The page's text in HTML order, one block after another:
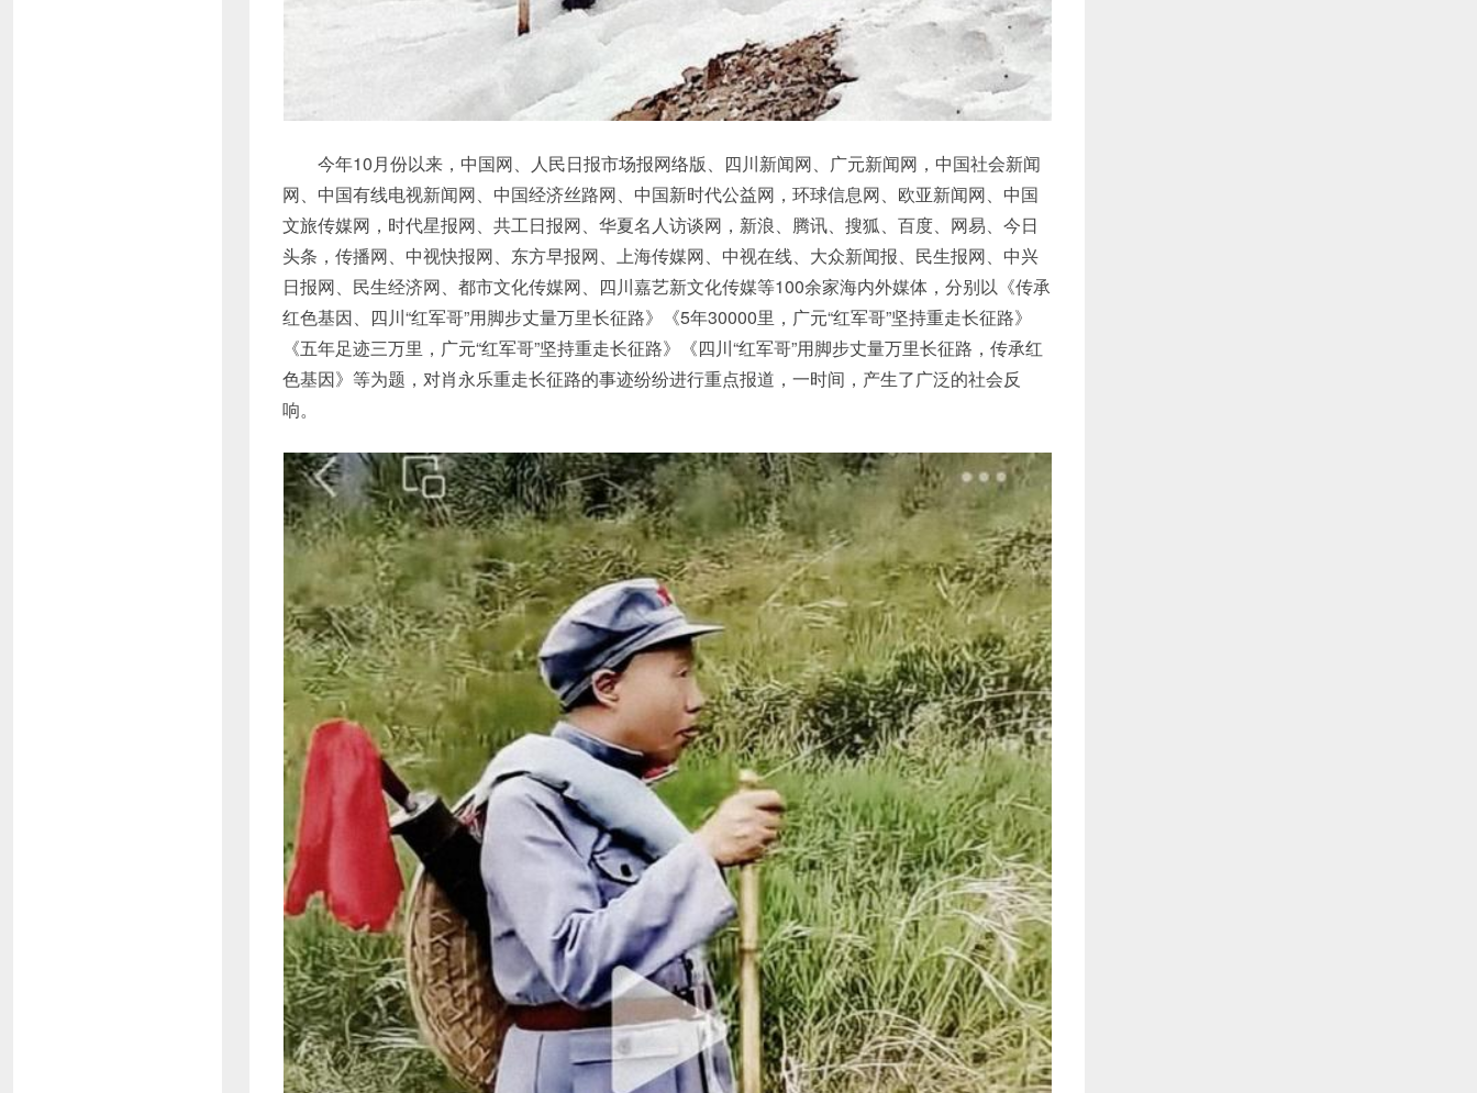
今年10月份以来，中国网、人民日报市场报网络版、四川新闻网、广元新闻网，中国社会新闻
网、中国有线电视新闻网、中国经济丝路网、中国新时代公益网，环球信息网、欧亚新闻网、中国
文旅传媒网，时代星报网、共工日报网、华夏名人访谈网，新浪、腾讯、搜狐、百度、网易、今日
头条，传播网、中视快报网、东方早报网、上海传媒网、中视在线、大众新闻报、民生报网、中兴
日报网、民生经济网、都市文化传媒网、四川嘉艺新文化传媒等100余家海内外媒体，分别以《传承
红色基因、四川“红军哥”用脚步丈量万里长征路》《5年30000里，广元“红军哥”坚持重走长征路》
《五年足迹三万里，广元“红军哥”坚持重走长征路》《四川“红军哥”用脚步丈量万里长征路，传承红
色基因》等为题，对肖永乐重走长征路的事迹纷纷进行重点报道，一时间，产生了广泛的社会反
响。